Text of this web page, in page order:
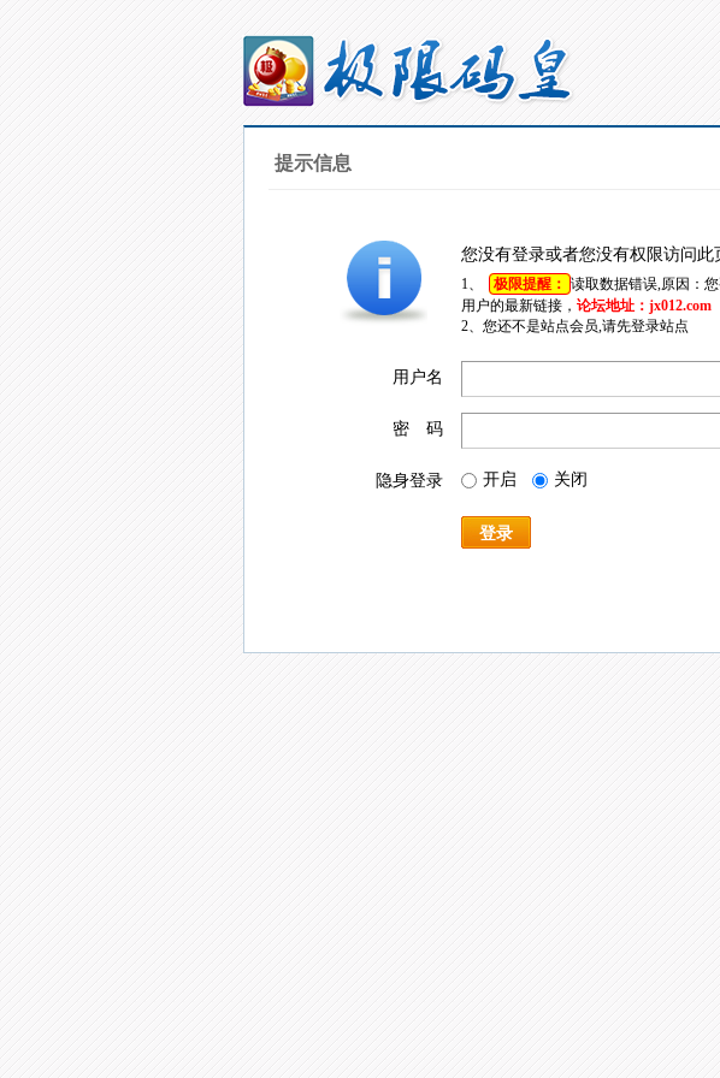
提示信息
您没有登录或者您没有权限访问
1、 极限提醒： 读取数据错误,原因：
用户的最新链接， 论坛地址：jx012.com
2、您还不是站点会员,请先登录站点
用户名
密 码
隐身登录 开启 关闭
登录